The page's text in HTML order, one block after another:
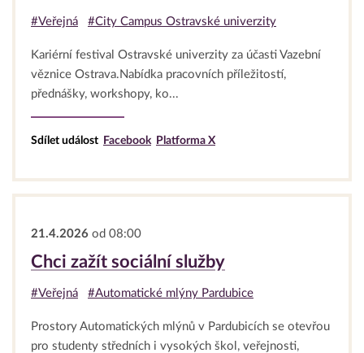
#Veřejná #City Campus Ostravské univerzity
Kariérní festival Ostravské univerzity za účasti Vazební
věznice Ostrava.Nabídka pracovních příležitostí,
přednášky, workshopy, ko...
Sdílet událost Facebook Platforma X
21.4.2026 od 08:00
Chci zažít sociální služby
#Veřejná #Automatické mlýny Pardubice
Prostory Automatických mlýnů v Pardubicích se otevřou
pro studenty středních i vysokých škol, veřejnosti,